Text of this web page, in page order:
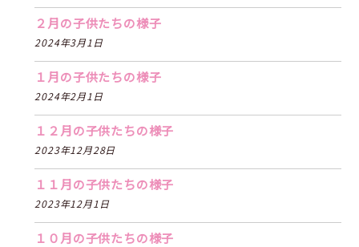
２月の子供たちの様子
2024年3月1日
１月の子供たちの様子
2024年2月1日
１２月の子供たちの様子
2023年12月28日
１１月の子供たちの様子
2023年12月1日
１０月の子供たちの様子